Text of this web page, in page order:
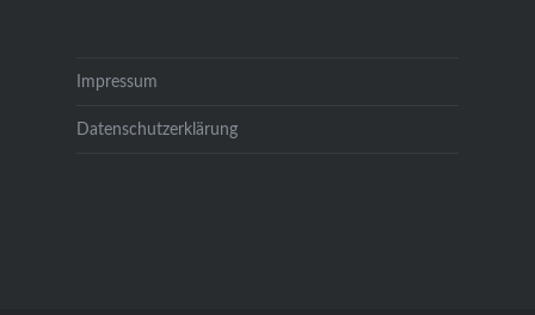
Impressum
Datenschutzerklärung